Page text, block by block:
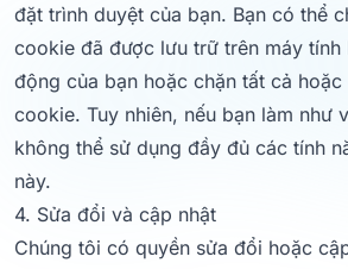
đặt trình duyệt của bạn. Bạn có thể
cookie đã được lưu trữ trên máy tính
động của bạn hoặc chặn tất cả
cookie. Tuy nhiên, nếu bạn làm như
không thể sử dụng đầy đủ các tính
này.
4. Sửa đổi và cập nhật
Chúng tôi có quyền sửa đổi hoặc